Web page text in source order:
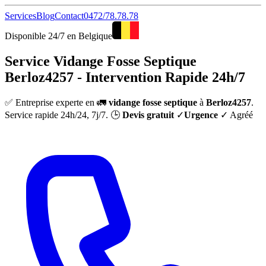
ServicesBlogContact0472/78.78.78
Disponible 24/7 en Belgique
Service Vidange Fosse Septique
Berloz4257 - Intervention Rapide 24h/7
✅ Entreprise experte en 🚛 vidange fosse septique à Berloz4257.
Service rapide 24h/24, 7j/7. 🕒 Devis gratuit ✓Urgence ✓ Agréé